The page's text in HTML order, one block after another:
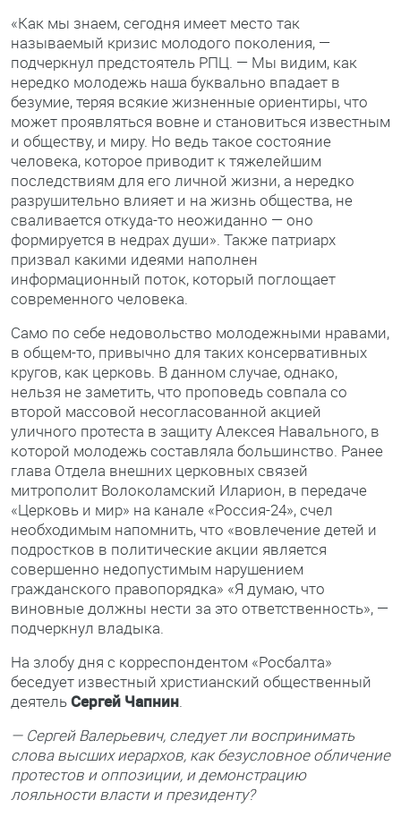
«Как мы знаем, сегодня имеет место так
называемый кризис молодого поколения, —
подчеркнул предстоятель РПЦ. — Мы видим, как
нередко молодежь наша буквально впадает в
безумие, теряя всякие жизненные ориентиры, что
может проявляться вовне и становиться известным
и обществу, и миру. Но ведь такое состояние
человека, которое приводит к тяжелейшим
последствиям для его личной жизни, а нередко
разрушительно влияет и на жизнь общества, не
сваливается откуда-то неожиданно — оно
формируется в недрах души». Также патриарх
призвал какими идеями наполнен
информационный поток, который поглощает
современного человека.
Само по себе недовольство молодежными нравами,
в общем-то, привычно для таких консервативных
кругов, как церковь. В данном случае, однако,
нельзя не заметить, что проповедь совпала со
второй массовой несогласованной акцией
уличного протеста в защиту Алексея Навального, в
которой молодежь составляла большинство. Ранее
глава Отдела внешних церковных связей
митрополит Волоколамский Иларион, в передаче
«Церковь и мир» на канале «Россия-24», счел
необходимым напомнить, что «вовлечение детей и
подростков в политические акции является
совершенно недопустимым нарушением
гражданского правопорядка» «Я думаю, что
виновные должны нести за это ответственность», —
подчеркнул владыка.
На злобу дня с корреспондентом «Росбалта»
беседует известный христианский общественный
деятельСергей Чапнин.
— Сергей Валерьевич, следует ли воспринимать
слова высших иерархов, как безусловное обличение
протестов и оппозиции, и демонстрацию
лояльности власти и президенту?